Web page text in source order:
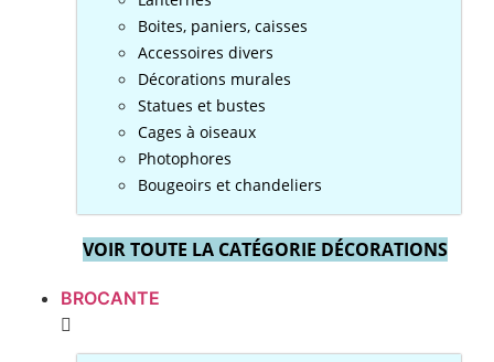
Boites, paniers, caisses
Accessoires divers
Décorations murales
Statues et bustes
Cages à oiseaux
Photophores
Bougeoirs et chandeliers
VOIR TOUTE LA CATÉGORIE DÉCORATIONS
BROCANTE